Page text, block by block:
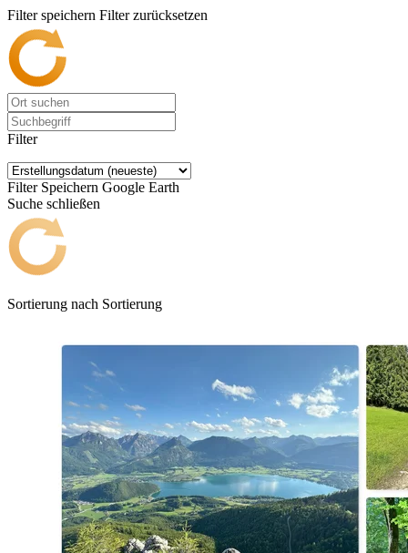
Filter speichern Filter zurücksetzen
Filter
Filter Speichern Google Earth
Suche schließen
Sortierung nach Sortierung